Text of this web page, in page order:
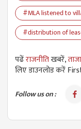
#MLA listened to
#distribution of
पढेंराजनीतिखबरें,
लिए डाउनलोड करें
Follow us on :